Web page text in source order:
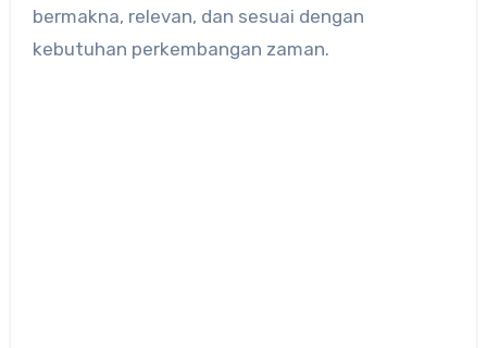
bermakna, relevan, dan sesuai dengan
kebutuhan perkembangan zaman.